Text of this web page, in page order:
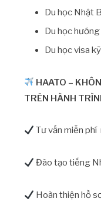
Du học Nhật
Du học
Du học visa
HAATO –
TRÊN HÀNH
Tư vấn miễn
Đào tạo tiếng
Hoàn thiện hồ